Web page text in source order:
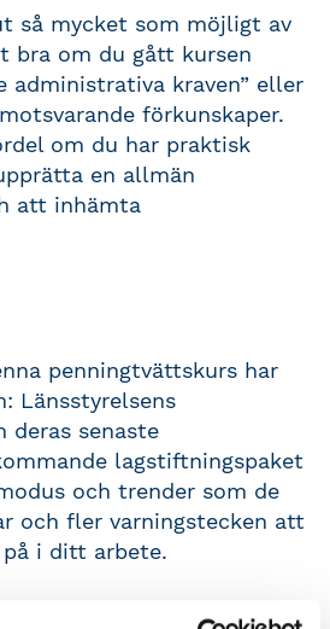
så mycket som möjligt av
bra om du gått kursen
administrativa kraven” eller
förkunskaper.
om du har praktisk
en allmän
att inhämta
penningtvättskurs har
Länsstyrelsens
deras senaste
lagstiftningspaket
och trender som de
och fler varningstecken att
på i ditt arbete.